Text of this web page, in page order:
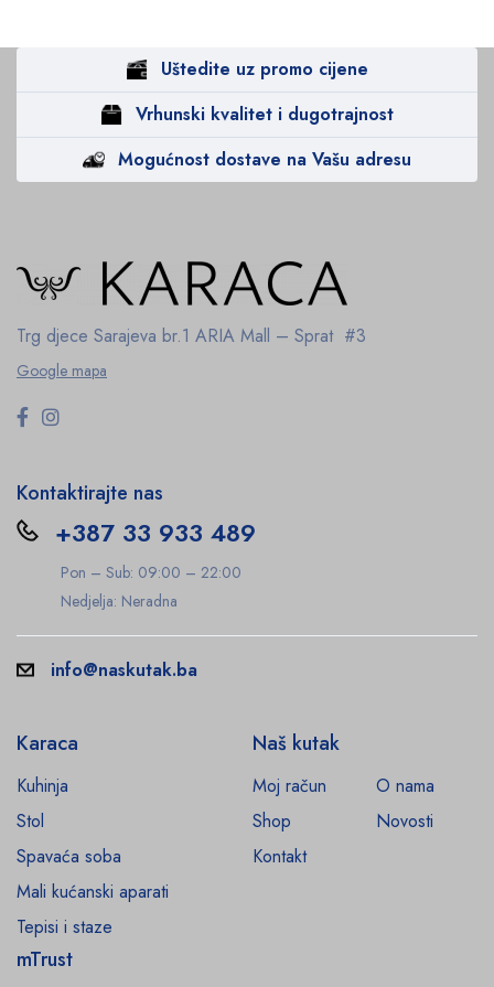
Uštedite uz promo cijene
Vrhunski kvalitet i dugotrajnost
Mogućnost dostave na Vašu adresu
Trg djece Sarajeva br.1 ARIA Mall – Sprat #3
Google mapa
Kontaktirajte nas
+387 33 933 489
Pon – Sub: 09:00 – 22:00
Nedjelja: Neradna
info@naskutak.ba
Karaca
Kuhinja
Stol
Spavaća soba
Mali kućanski aparati
Tepisi i staze
Naš kutak
Moj račun
O nama
Shop
Novosti
Kontakt
mTrust